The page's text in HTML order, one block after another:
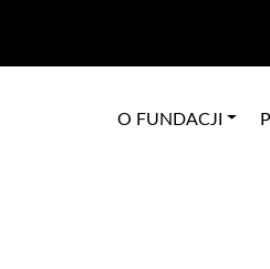
O FUNDACJI